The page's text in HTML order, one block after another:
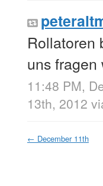
Rollatoren
uns
11:48 PM,
13th, 2012
← December 11th